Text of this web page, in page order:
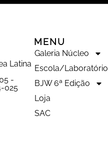
Latina
-
025
MENU
Galeria Núcleo
Escola/Laboratório
BJW 6ª Edição
Loja
SAC